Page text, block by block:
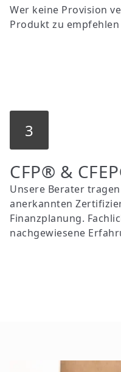
Wer keine Provision
Produkt zu
3
CFP® &
Unsere Berater
anerkannten
Finanzplanung.
nachgewiesene